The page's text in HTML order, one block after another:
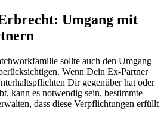
Umgang mit
sollte auch den Umgang
Wenn Dein Ex-Partner
Dir gegenüber hat oder
kann es notwendig sein, bestimmte
dass diese Verpflichtungen erfüllt